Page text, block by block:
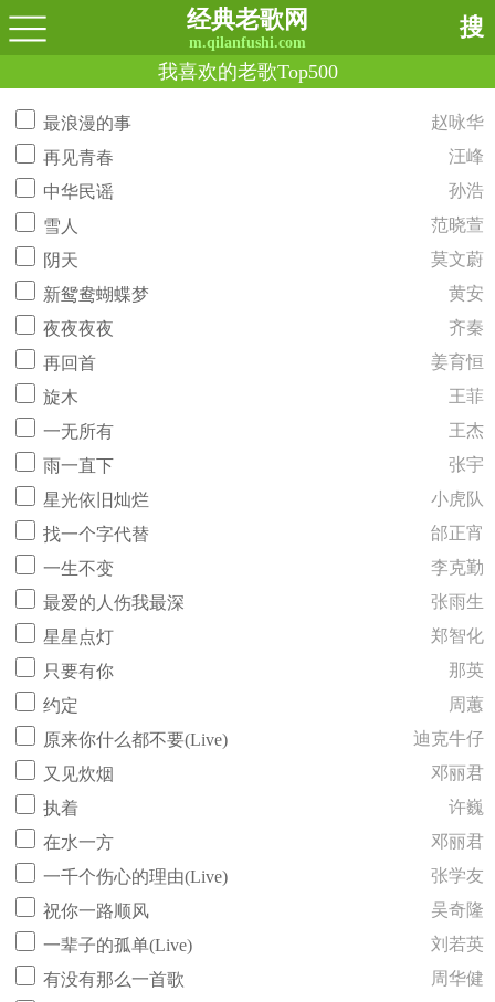
经典老歌网
m.qilanfushi.com
搜
我喜欢的老歌Top500
最浪漫的事
赵咏华
再见青春
汪峰
中华民谣
孙浩
雪人
范晓萱
阴天
莫文蔚
新鸳鸯蝴蝶梦
黄安
夜夜夜夜
齐秦
再回首
姜育恒
旋木
王菲
一无所有
王杰
雨一直下
张宇
星光依旧灿烂
小虎队
找一个字代替
邰正宵
一生不变
李克勤
最爱的人伤我最深
张雨生
星星点灯
郑智化
只要有你
那英
约定
周蕙
原来你什么都不要(Live)
迪克牛仔
又见炊烟
邓丽君
执着
许巍
在水一方
邓丽君
一千个伤心的理由(Live)
张学友
祝你一路顺风
吴奇隆
一辈子的孤单(Live)
刘若英
有没有那么一首歌
周华健